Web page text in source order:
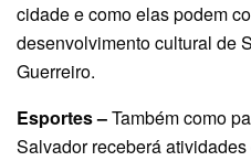
cidade e como elas podem
desenvolvimento cultural de
Guerreiro.
Esportes –Também como
Salvador receberá